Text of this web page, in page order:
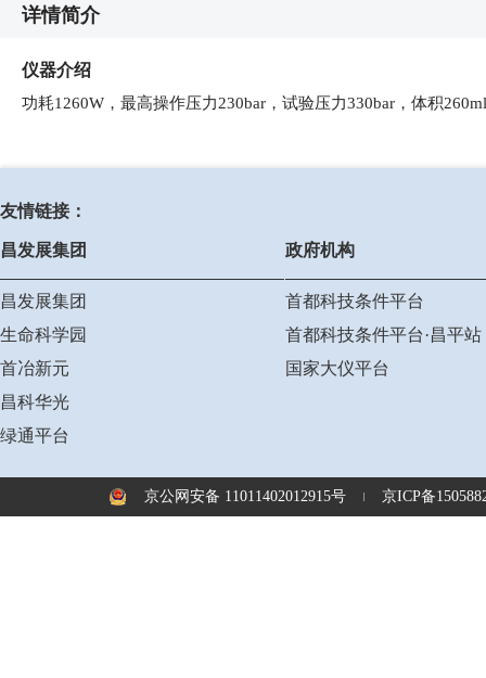
详情简介
仪器介绍
功耗1260W，最高操作压力230bar，试验压力330bar，体积
友情链接：
昌发展集团
昌发展集团
生命科学园
首冶新元
昌科华光
绿通平台
政府机构
首都科技条件平台
首都科技条件平台·昌平站
国家大仪平台
京公网安备 11011402012915号 京ICP备